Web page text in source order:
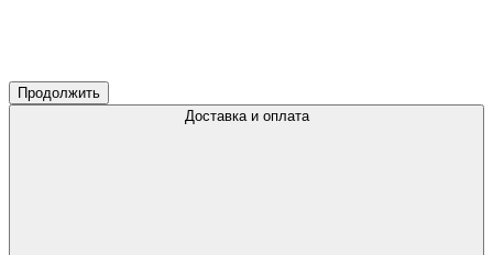
Продолжить
Доставка и оплата